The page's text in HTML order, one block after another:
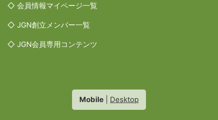
◇ 会員情報マイページ一覧
◇ JGN創立メンバー一覧
◇ JGN会員専用コンテンツ
Mobile Desktop